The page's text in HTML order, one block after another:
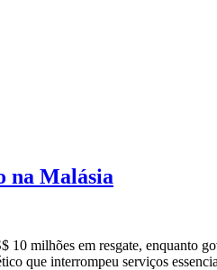
na Malásia
milhões em resgate, enquanto
que interrompeu serviços